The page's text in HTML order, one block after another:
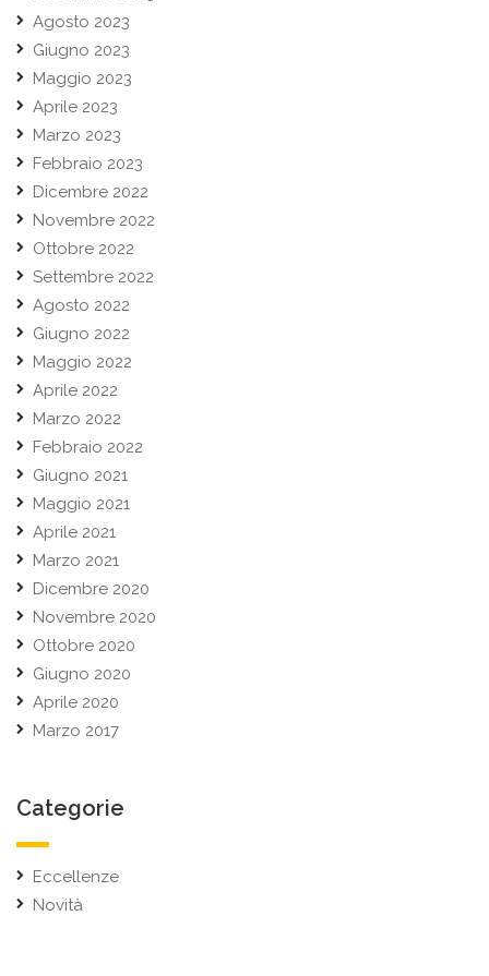
Agosto 2023
Giugno 2023
Maggio 2023
Aprile 2023
Marzo 2023
Febbraio 2023
Dicembre 2022
Novembre 2022
Ottobre 2022
Settembre 2022
Agosto 2022
Giugno 2022
Maggio 2022
Aprile 2022
Marzo 2022
Febbraio 2022
Giugno 2021
Maggio 2021
Aprile 2021
Marzo 2021
Dicembre 2020
Novembre 2020
Ottobre 2020
Giugno 2020
Aprile 2020
Marzo 2017
Categorie
Eccellenze
Novità